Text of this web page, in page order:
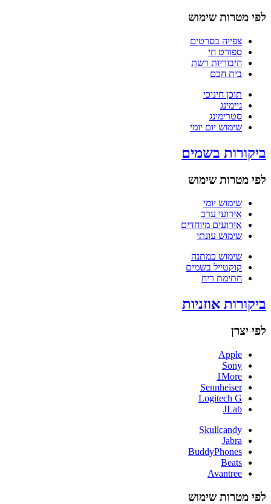
לפי מטרות שימוש
צפייה בסרטים
ספורט חי
חיבוריות רשת
בית חכם
תוכן חינוכי
גיימינג
סטרימינג
שימוש יום יומי
ביקורות בשמים
לפי מטרות שימוש
שימוש יומי
אירועי ערב
אירועים מיוחדים
שימוש עונתי
שימוש כמתנה
קוקטייל בשמים
חתימת ריח
ביקורות אוזניות
לפי יצרן
Apple
Sony
1More
Sennheiser
Logitech G
JLab
Skullcandy
Jabra
BuddyPhones
Beats
Avantree
לפי מטרות שימוש